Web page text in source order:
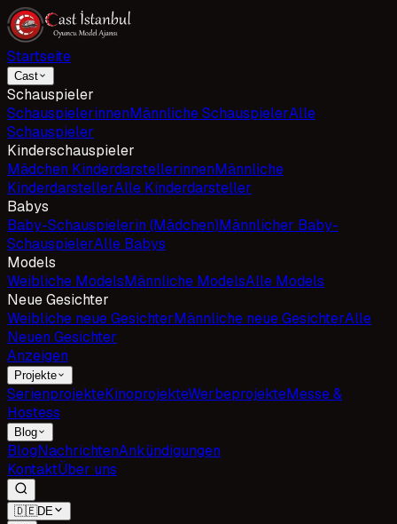
Startseite
Cast
Schauspieler
SchauspielerinnenMännliche SchauspielerAlle
Schauspieler
Kinderschauspieler
Mädchen KinderdarstellerinnenMännliche
KinderdarstellerAlle Kinderdarsteller
Babys
Baby-Schauspielerin (Mädchen)Männlicher Baby-
SchauspielerAlle Babys
Models
Weibliche ModelsMännliche ModelsAlle Models
Neue Gesichter
Weibliche neue GesichterMännliche neue GesichterAlle
Neuen Gesichter
Anzeigen
Projekte
SerienprojekteKinoprojekteWerbeprojekteMesse &
Hostess
Blog
BlogNachrichtenAnkündigungen
KontaktÜber uns
🇩🇪DE